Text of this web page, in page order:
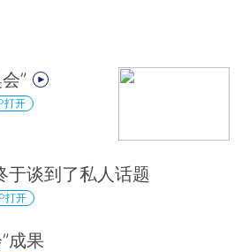
”
打开
于谈到了私人话题
打开
成果